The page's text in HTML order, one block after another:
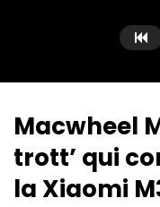
Macwheel
trott’ qui
la Xiaomi